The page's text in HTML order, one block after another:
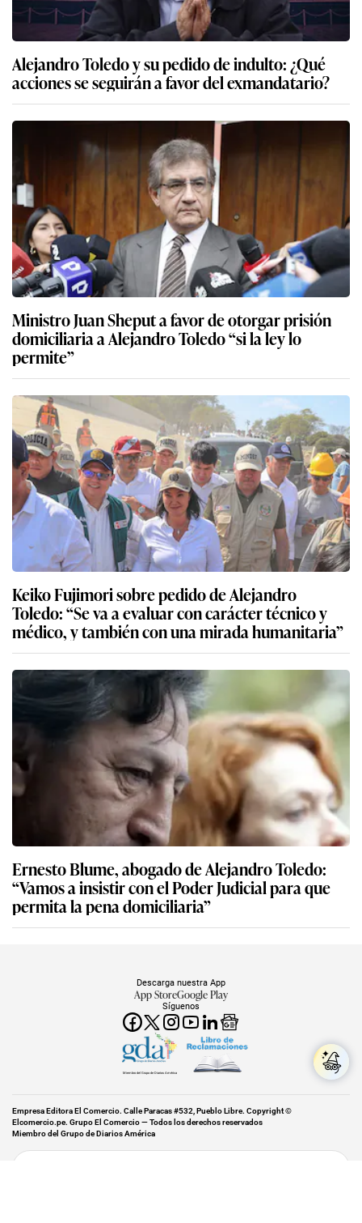
Alejandro Toledo y su pedido de indulto: ¿Qué
acciones se seguirán a favor del exmandatario?
Ministro Juan Sheput a favor de otorgar prisión
domiciliaria a Alejandro Toledo “si la ley lo
permite”
Keiko Fujimori sobre pedido de Alejandro
Toledo: “Se va a evaluar con carácter técnico y
médico, y también con una mirada humanitaria”
Ernesto Blume, abogado de Alejandro Toledo:
“Vamos a insistir con el Poder Judicial para que
permita la pena domiciliaria”
Síguenos
Descarga nuestra App
App StoreGoogle Play
Miembro del Grupo de Diarios América
Empresa Editora El Comercio. Calle Paracas #532, Pueblo Libre. Copyright ©
Elcomercio.pe. Grupo El Comercio — Todos los derechos reservados
Miembro del Grupo de Diarios América